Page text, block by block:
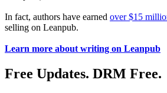
In fact, authors have earned over $15
selling on Leanpub.
Learn more about writing on Leanpub
Free Updates. DRM Free.